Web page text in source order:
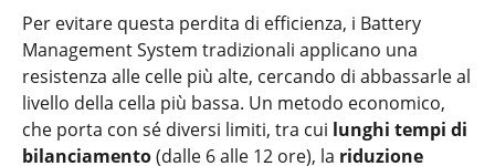
Per evitare questa perdita di efficienza, i Battery
Management System tradizionali applicano una
resistenza alle celle più alte, cercando di abbassarle al
livello della cella più bassa. Un metodo economico,
che porta con sé diversi limiti, tra cui lunghi tempi di
bilanciamento(dalle 6 alle 12 ore), la riduzione